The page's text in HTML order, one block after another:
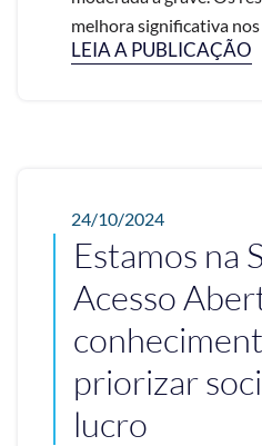
melhora significativa nos
LEIA A PUBLICAÇÃO
24/10/2024
Estamos na
Acesso
priorizar
lucro